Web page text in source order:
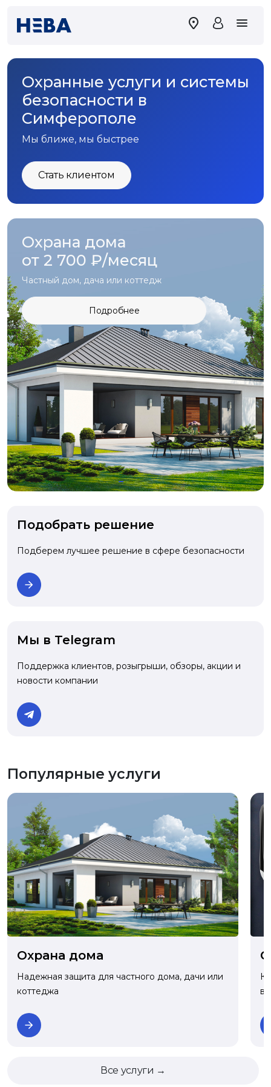
Охранные услуги и системы
безопасности в
Симферополе
Мы ближе, мы быстрее
Стать клиентом
Охрана дома
от 2 700 ₽/месяц
Частный дом, дача или коттедж
Подробнее
Подобрать решение
Подберем лучшее решение в сфере безопасности
Мы в Telegram
Поддержка клиентов, розыгрыши, обзоры, акции и
новости компании
Популярные услуги
Охрана дома
Надежная защита для частного дома, дачи или
коттеджа
Все услуги →